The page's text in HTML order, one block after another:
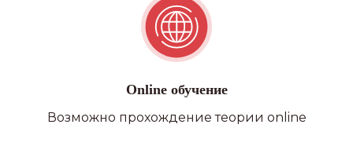
Online обучение
Возможно прохождение теории online